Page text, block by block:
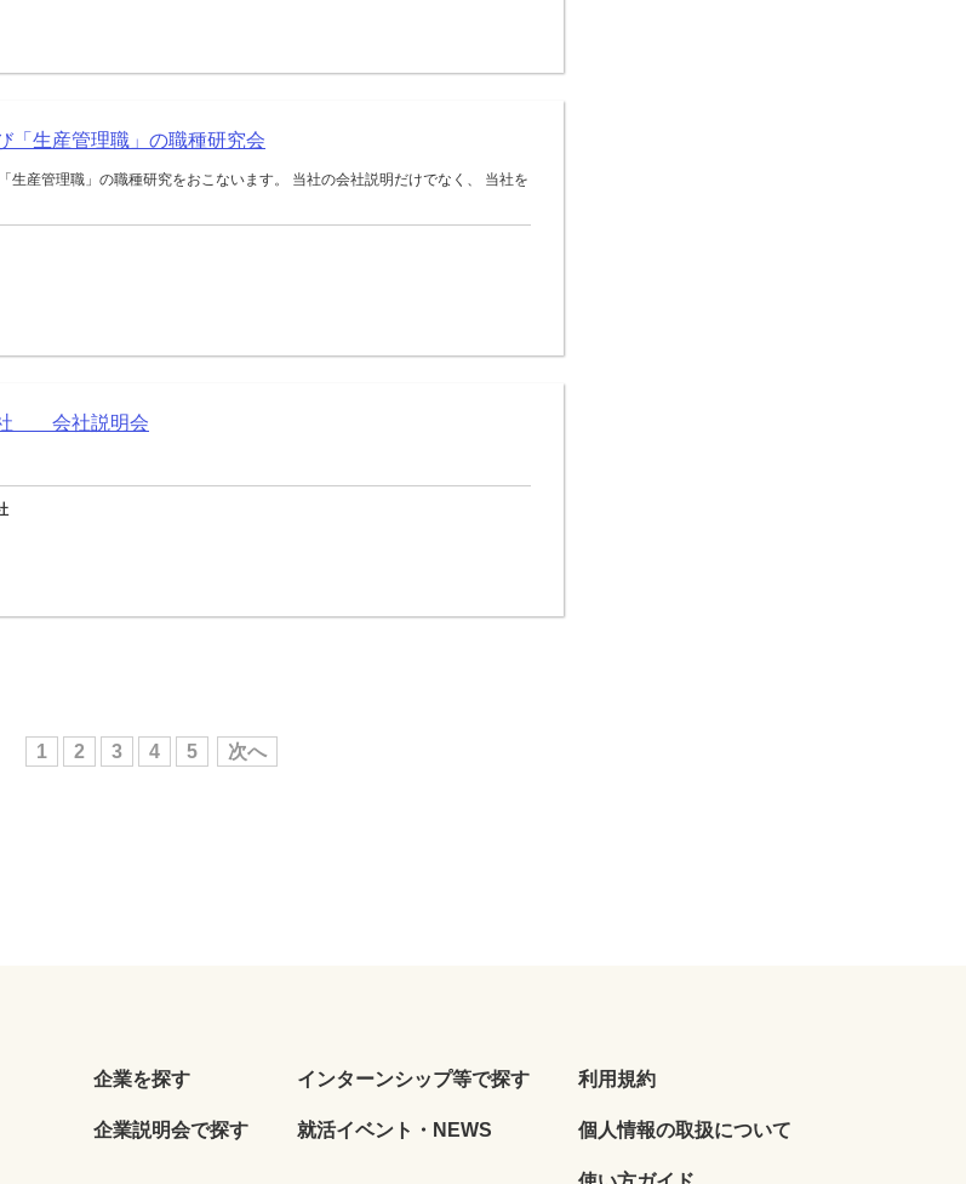
「生産管理職」の職種研究会
生産管理職」の職種研究をおこないます。 当社の会社説明だけでなく、 当社を
社 会社説明会
1 2 3 4 5 次へ
企業を探す
企業説明会で探す
インターンシップ等で探す
就活イベント・NEWS
利用規約
個人情報の取扱について